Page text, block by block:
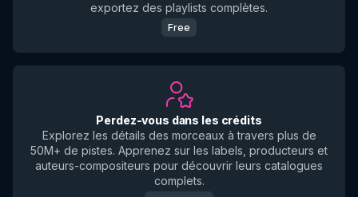
exportez des playlists complètes.
Free
Perdez-vous dans les crédits
Explorez les détails des morceaux à travers plus de
50M+ de pistes. Apprenez sur les labels, producteurs et
auteurs-compositeurs pour découvrir leurs catalogues
complets.